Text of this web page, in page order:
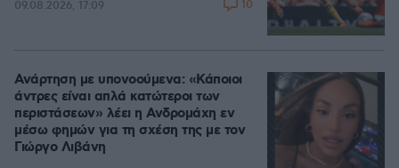
09.08.2026, 17:09 10
Ανάρτηση με υπονοούμενα: «Κάποιοι
άντρες είναι απλά κατώτεροι των
περιστάσεων» λέει η Ανδρομάχη εν
μέσω φημών για τη σχέση της με τον
Γιώργο Λιβάνη